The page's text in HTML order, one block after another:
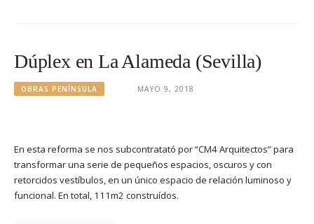
Dúplex en La Alameda (Sevilla)
OBRAS PENÍNSULA MAYO 9, 2018
En esta reforma se nos subcontratató por “CM4 Arquitectos” para
transformar una serie de pequeños espacios, oscuros y con
retorcidos vestíbulos, en un único espacio de relación luminoso y
funcional. En total, 111m2 construídos.